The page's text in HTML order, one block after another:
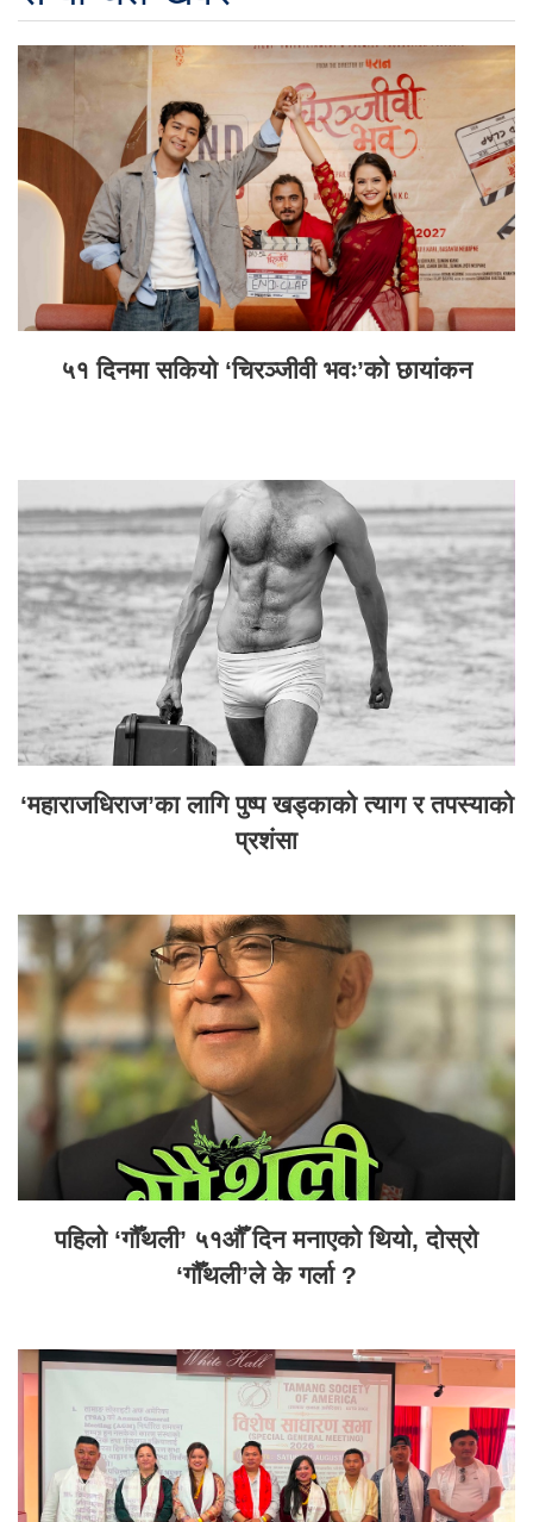
५१ दिनमा सकियो ‘चिरञ्जीवी भवः’को छायांकन
‘महाराजधिराज’का लागि पुष्प खड्काको त्याग र तपस्याको
प्रशंसा
पहिलो ‘गौँथली’ ५१औँ दिन मनाएको थियो, दोस्रो
‘गौँथली’ले के गर्ला ?